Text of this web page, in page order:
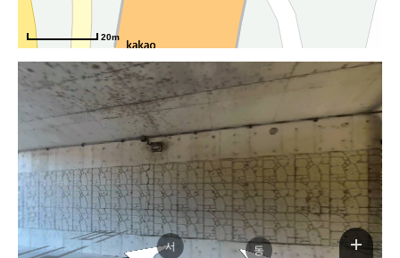
20m
경부고속도로
경부고속도로
서 동